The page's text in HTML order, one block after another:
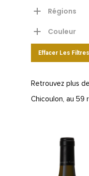
Régions
Couleur
Effacer Les Filtres
Retrouvez plus de
Chicoulon, au 59